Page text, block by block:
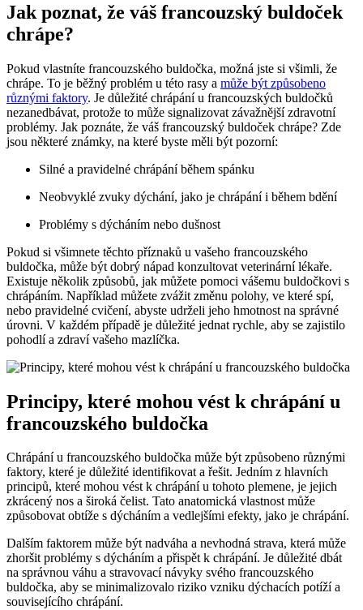
Jak poznat, že váš francouzský buldoček
chrápe?
Pokud vlastníte francouzského buldočka, možná jste si všimli, že
chrápe. To je běžný problém u této rasy a může být způsobeno
různými faktory. Je důležité chrápání u francouzských buldočků
nezanedbávat, protože to může signalizovat závažnější zdravotní
problémy. Jak poznáte, že váš francouzský buldoček chrápe? Zde
jsou některé známky, na které byste měli být pozorní:
Silné a pravidelné chrápání během spánku
Neobvyklé zvuky dýchání, jako je chrápání i během bdění
Problémy s dýcháním nebo dušnost
Pokud si všimnete těchto příznaků u vašeho francouzského
buldočka, může být dobrý nápad konzultovat veterinární lékaře.
Existuje několik způsobů, jak můžete pomoci vášemu buldočkovi s
chrápáním. Například můžete zvážit změnu polohy, ve které spí,
nebo pravidelné cvičení, abyste udrželi jeho hmotnost na správné
úrovni. V každém případě je důležité jednat rychle, aby se zajistilo
pohodlí a zdraví vašeho mazlíčka.
Principy, které mohou vést k chrápání u
francouzského buldočka
Chrápání u francouzského buldočka může být způsobeno různými
faktory, které je důležité identifikovat a řešit. Jedním z hlavních
principů, které mohou vést k chrápání u tohoto plemene, je jejich
zkrácený nos a široká čelist. Tato anatomická vlastnost může
způsobovat obtíže s dýcháním a vedlejšími efekty, jako je chrápání.
Dalším faktorem může být nadváha a nevhodná strava, která může
zhoršit problémy s dýcháním a přispět k chrápání. Je důležité dbát
na správnou váhu a stravovací návyky svého francouzského
buldočka, aby se minimalizovalo riziko vzniku dýchacích potíží a
souvisejícího chrápání.